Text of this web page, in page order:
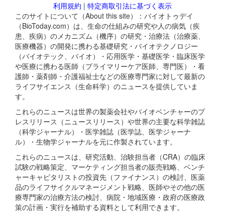
利用規約 | 特定商取引法に基づく表示
このサイトについて（About this site）：バイオトゥデイ
（BioToday.com）は、生命の仕組みの研究や人の病気（疾
患、疾病）のメカニズム（機序）の研究・治療法（治療薬、
医療機器）の開発に携わる基礎研究・バイオテクノロジー
（バイオテック、バイオ）・応用医学・基礎医学・臨床医学
や医療に携わる医師（プライマリーケア医師、専門医）・看
護師・薬剤師・介護福祉士などの医療専門家に対して最新の
ライフサイエンス（生命科学）のニュースを提供していま
す。
これらのニュースは世界の製薬会社やバイオベンチャーのプ
レスリリース（ニュースリリース）や世界の主要な科学雑誌
（科学ジャーナル）・医学雑誌（医学誌、医学ジャーナ
ル）・生物学ジャーナルを元に作製されています。
これらのニュースは、研究活動、治験担当者（CRA）の臨床
試験の戦略策定、マーケティング担当者の販売戦略、ベンチ
ャーキャピタリストの投資先（ファイナンス）の検討、医薬
品のライフサイクルマネージメント戦略、医師やその他の医
療専門家の治療方法の検討、病院・地域医療・政府の医療政
策の計画・実行を補助する資料として利用できます。